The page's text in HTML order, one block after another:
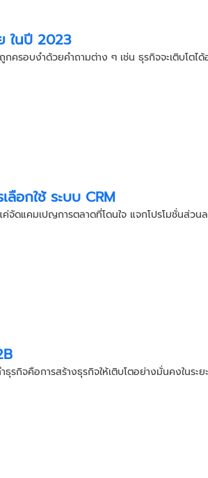
ในปี 2023
อบงำด้วยคำถามต่าง ๆ เช่น ธุรกิจจะเติบโตได้
อกใช้ ระบบ CRM
จัดแคมเปญการตลาดที่โดนใจ แจกโปรโมชั่นส่ว
รกิจคือการสร้างธุรกิจให้เติบโตอย่างมั่นคงในระ